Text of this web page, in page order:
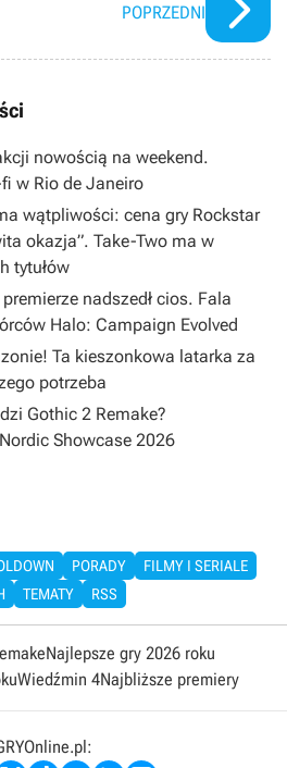
POPRZEDNI
nowością na weekend.
w Rio de Janeiro
wątpliwości: cena gry Rockstar
okazja”. Take-Two ma w
tytułów
nadszedł cios. Fala
Halo: Campaign Evolved
Ta kieszonkowa latarka za
potrzeba
Gothic 2 Remake?
Showcase 2026
PORADY
FILMY I SERIALE
TEMATY RSS
Najlepsze gry 2026 roku
Wiedźmin 4Najbliższe premiery